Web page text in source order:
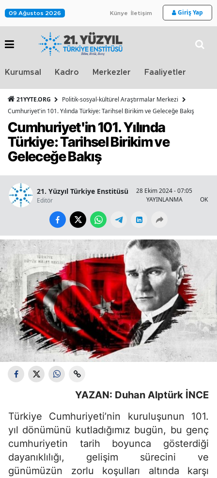
09 Ağustos 2026 Künye İletişim Giriş Yap
Kurumsal Kadro Merkezler Faaliyetler
21YYTE.ORG
Politik-sosyal-kültürel Araştırmalar Merkezi
Cumhuriyet'in 101. Yılında Türkiye: Tarihsel Birikim ve Geleceğe Bakış
Cumhuriyet'in 101. Yılında
Türkiye: Tarihsel Birikim ve
Geleceğe Bakış
21. Yüzyıl Türkiye Enstitüsü
Editör
28 Ekim 2024 - 07:05
YAYINLANMA
YAZAN: Duhan Alptürk İNCE
Türkiye Cumhuriyeti’nin kuruluşunun 101.
yıl dönümünü kutladığımız bugün, bu genç
cumhuriyetin tarih boyunca gösterdiği
dayanıklılığı, gelişim sürecini ve
günümüzün zorlu koşulları altında karşı